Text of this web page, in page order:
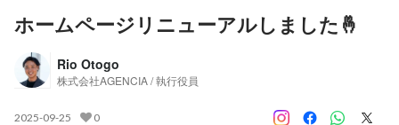
ホームページリニューアルしました🤞
Rio Otogo
株式会社AGENCIA / 執行役員
2025-09-25 0